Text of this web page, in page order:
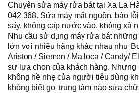
Chuyên sửa máy rửa bát tại Xa La
042 368. Sửa máy mất nguồn, báo
sấy, không cấp nước vào, không xả
Nhu cầu sử dụng máy rửa bát những
lớn với nhiều hãng khác nhau như
Ariston / Siemen / Malloca / Candy/
sự lựa chon của khách hàng. Nhưng
không hề nhẹ của người tiêu dùng
không biết gọi trung tâm nào sửa